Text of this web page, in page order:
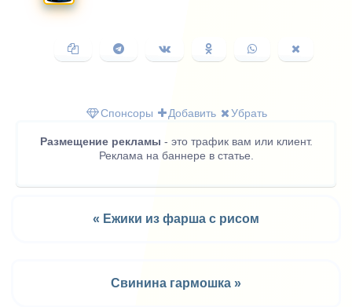
Копировать
ссылку
Поделиться
в
Поделиться
ВКонтакте
Поделиться
в
Поделиться
в
в
Спонсоры
Добавить Убрать
Размещение рекламы - это трафик вам или клиент.
Реклама на баннере в статье.
« Ежики из фарша с рисом
Свинина гармошка »